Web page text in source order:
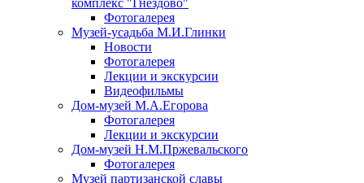
комплекс "Гнёздово"
Фотогалерея
Музей-усадьба М.И.Глинки
Новости
Фотогалерея
Лекции и экскурсии
Видеофильмы
Дом-музей М.А.Егорова
Фотогалерея
Лекции и экскурсии
Дом-музей Н.М.Пржевальского
Фотогалерея
Музей партизанской славы